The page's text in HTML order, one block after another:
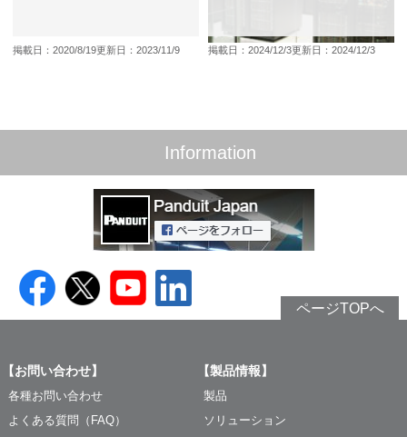
掲載日：2020/8/19更新日：2023/11/9 掲載日：2024/12/3更新日：2024/12/3
Information
ページTOPへ
【お問い合わせ】
各種お問い合わせ
よくある質問（FAQ）
【製品情報】
製品
ソリューション